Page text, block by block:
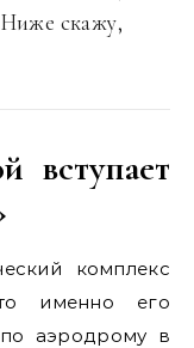
скажу,
вступает
комплекс
именно его
аэродрому в